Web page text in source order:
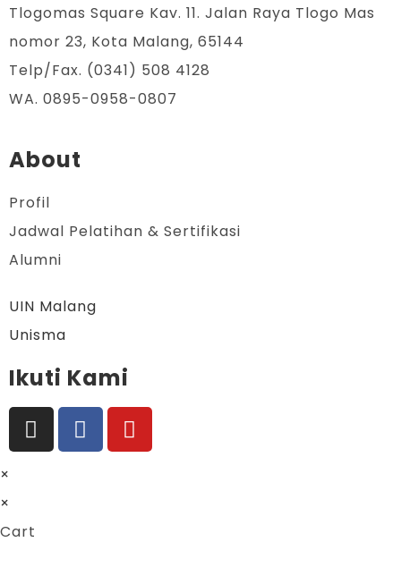
Tlogomas Square Kav. 11. Jalan Raya Tlogo Mas
nomor 23, Kota Malang, 65144
Telp/Fax. (0341) 508 4128
WA. 0895-0958-0807
About
Profil
Jadwal Pelatihan & Sertifikasi
Alumni
UIN Malang
Unisma
Ikuti Kami
×
×
Cart